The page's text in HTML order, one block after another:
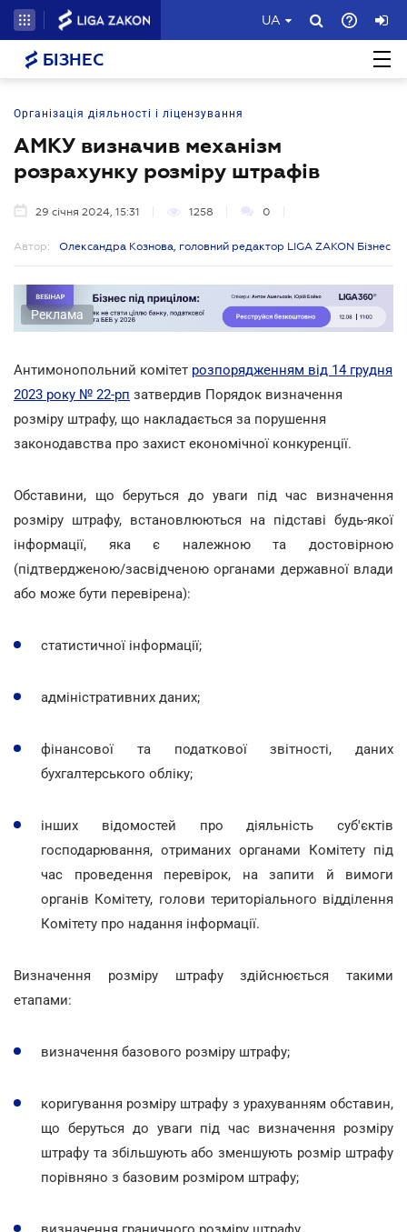
UA
БІЗНЕС
Організація діяльності і ліцензування
АМКУ визначив механізм
розрахунку розміру штрафів
29 січня 2024, 15:31 1258 0
Автор: Олександра Кознова, головний редактор LIGA ZAKON Бізнес
Реклама
Антимонопольний комітет розпорядженням від 14 грудня
2023 року № 22-рп затвердив Порядок визначення
розміру штрафу, що накладається за порушення
законодавства про захист економічної конкуренції.
Обставини, що беруться до уваги під час визначення
розміру штрафу, встановлюються на підставі будь-якої
інформації, яка є належною та достовірною
(підтвердженою/засвідченою органами державної влади
або може бути перевірена):
статистичної інформації;
адміністративних даних;
фінансової та податкової звітності, даних
бухгалтерського обліку;
інших відомостей про діяльність суб'єктів
господарювання, отриманих органами Комітету під
час проведення перевірок, на запити й вимоги
органів Комітету, голови територіального відділення
Комітету про надання інформації.
Визначення розміру штрафу здійснюється такими
етапами:
визначення базового розміру штрафу;
коригування розміру штрафу з урахуванням обставин,
що беруться до уваги під час визначення розміру
штрафу та збільшують або зменшують розмір штрафу
порівняно з базовим розміром штрафу;